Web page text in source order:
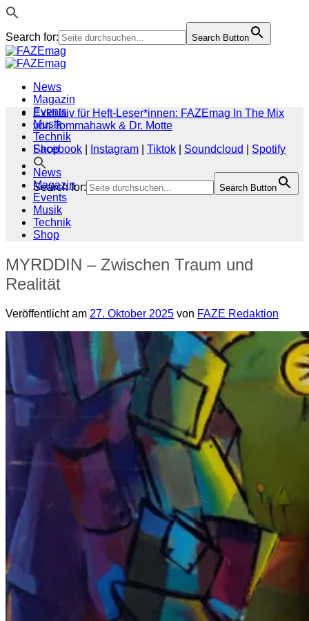
Search for: Search Button
Zum
Inhalt
News
Magazin
Events
Musik
Technik
Shop
Search for: Search Button
Exklusiv für Heft-Leser*innen: FAZEmag In The Mix
von Tommahawk & Dr. Motte
Facebook
Instagram Tiktok Soundcloud
Spotify
News
Magazin
Events
Musik
Technik
Shop
MYRDDIN – Zwischen Traum und
Realität
Veröffentlicht am 27. Oktober 2025 von FAZE Redaktion